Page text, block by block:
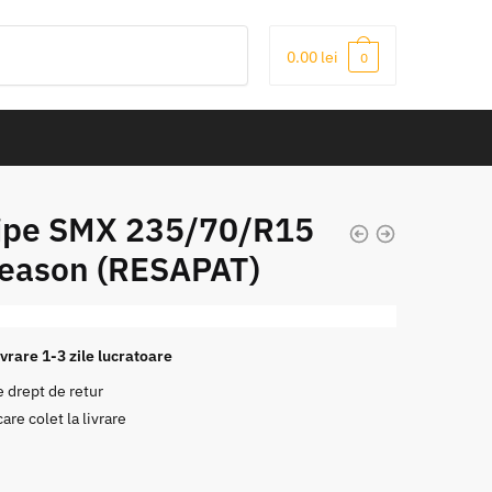
0.00 lei 0
SMX 235/70/R15
(RESAPAT)
1-3 zile lucratoare
drept de retur
colet la livrare